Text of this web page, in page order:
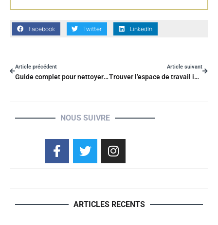
Facebook Twitter LinkedIn
Article précédent
Guide complet pour nettoyer efficacement un lavabo : astuces et produits recommandés
Article suivant
Trouver l’espace de travail idéal sur Paris pour votre entreprise
NOUS SUIVRE
ARTICLES RECENTS